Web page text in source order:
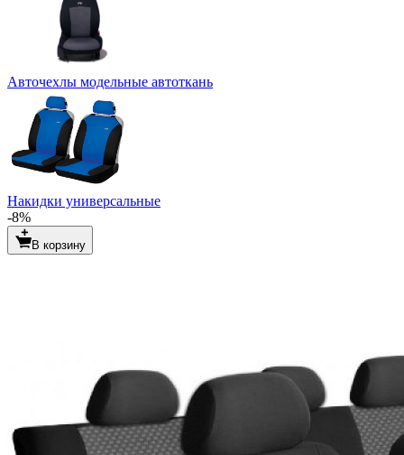
Авточехлы модельные автоткань
Накидки универсальные
-8%
В корзину